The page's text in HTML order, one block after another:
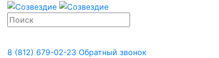
8 (812) 679-02-23 Обратный звонок